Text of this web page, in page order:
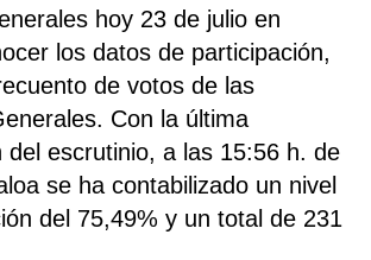
hoy 23 de julio en
los datos de participación,
de votos de las
Con la última
del escrutinio, a las 15:56 h. de
se ha contabilizado un nivel
del 75,49% y un total de 231